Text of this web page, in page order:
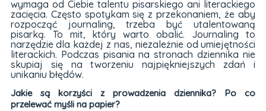
wymaga od Ciebie talentu pisarskiego ani literackiego
zacięcia. Często spotykam się z przekonaniem, że aby
rozpocząć journaling, trzeba być utalentowaną
pisarką. To mit, który warto obalić. Journaling to
narzędzie dla każdej z nas, niezależnie od umiejętności
literackich. Podczas pisania na stronach dziennika nie
skupiaj się na tworzeniu najpiękniejszych zdań i
unikaniu błędów.
Jakie są korzyści z prowadzenia dziennika? Po co
przelewać myśli na papier?